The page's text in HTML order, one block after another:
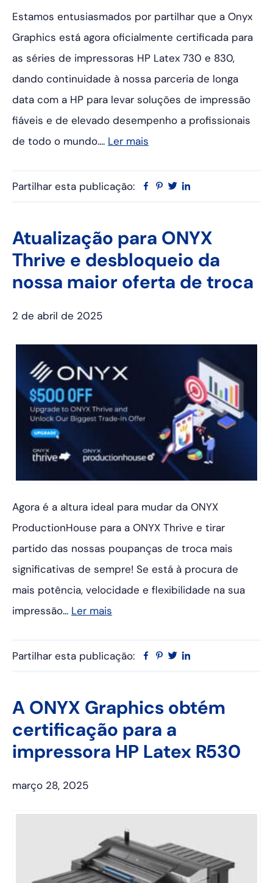
Estamos entusiasmados por partilhar que a Onyx
Graphics está agora oficialmente certificada para
as séries de impressoras HP Latex 730 e 830,
dando continuidade à nossa parceria de longa
data com a HP para levar soluções de impressão
fiáveis e de elevado desempenho a profissionais
de todo o mundo.... Ler mais
Partilhar esta publicação: Facebook
Pinterest
Twitter
Atualização para ONYX
Thrive e desbloqueio da
nossa maior oferta de troca
2 de abril de 2025
Agora é a altura ideal para mudar da ONYX
ProductionHouse para a ONYX Thrive e tirar
partido das nossas poupanças de troca mais
significativas de sempre! Se está à procura de
mais potência, velocidade e flexibilidade na sua
impressão... Ler mais
Partilhar esta publicação: Facebook
Pinterest
Twitter
A ONYX Graphics obtém
certificação para a
impressora HP Latex R530
março 28, 2025